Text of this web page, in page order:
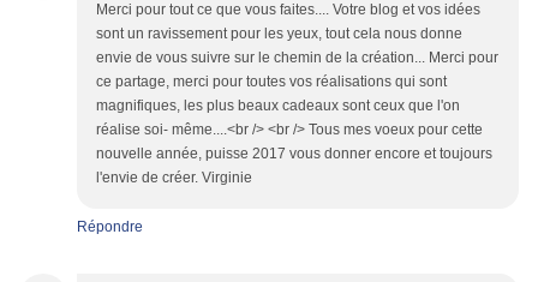
Merci pour tout ce que vous faites.... Votre blog et vos idées
sont un ravissement pour les yeux, tout cela nous donne
envie de vous suivre sur le chemin de la création... Merci pour
ce partage, merci pour toutes vos réalisations qui sont
magnifiques, les plus beaux cadeaux sont ceux que l'on
réalise soi- même....<br /> <br /> Tous mes voeux pour cette
nouvelle année, puisse 2017 vous donner encore et toujours
l'envie de créer. Virginie
Répondre